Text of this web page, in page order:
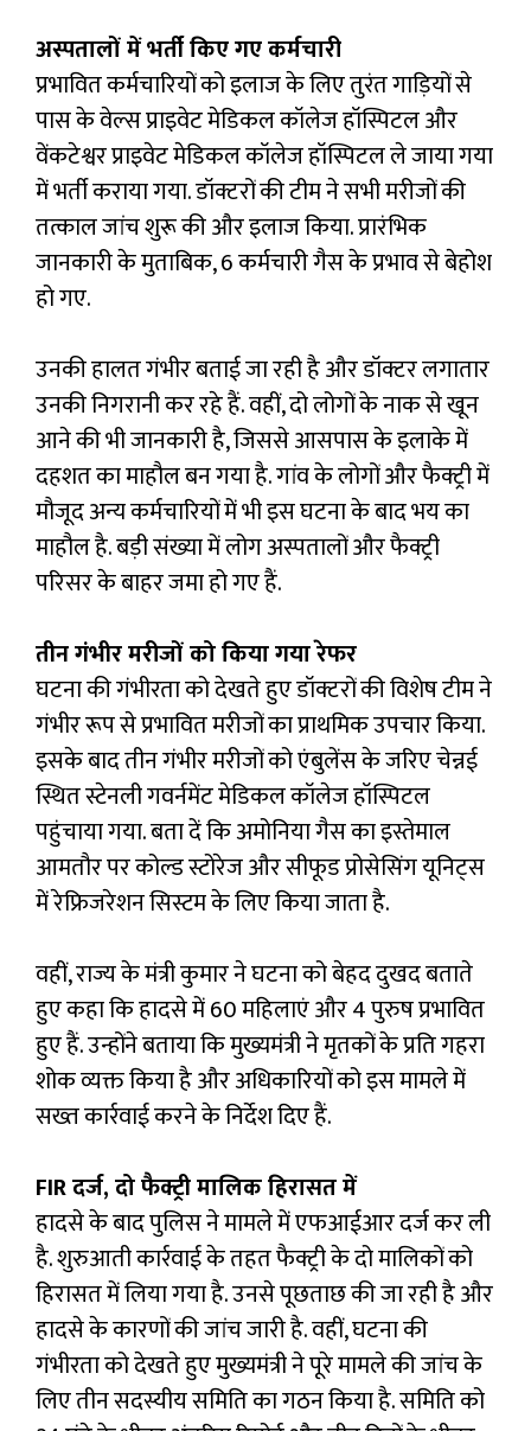
अस्पतालों में भर्ती किए गए कर्मचारी
प्रभावित कर्मचारियों को इलाज के लिए तुरंत गाड़ियों से
पास के वेल्स प्राइवेट मेडिकल कॉलेज हॉस्पिटल और
वेंकटेश्वर प्राइवेट मेडिकल कॉलेज हॉस्पिटल ले जाया गया
में भर्ती कराया गया. डॉक्टरों की टीम ने सभी मरीजों की
तत्काल जांच शुरू की और इलाज किया. प्रारंभिक
जानकारी के मुताबिक, 6 कर्मचारी गैस के प्रभाव से बेहोश
हो गए.
उनकी हालत गंभीर बताई जा रही है और डॉक्टर लगातार
उनकी निगरानी कर रहे हैं. वहीं, दो लोगों के नाक से खून
आने की भी जानकारी है, जिससे आसपास के इलाके में
दहशत का माहौल बन गया है. गांव के लोगों और फैक्ट्री में
मौजूद अन्य कर्मचारियों में भी इस घटना के बाद भय का
माहौल है. बड़ी संख्या में लोग अस्पतालों और फैक्ट्री
परिसर के बाहर जमा हो गए हैं.
तीन गंभीर मरीजों को किया गया रेफर
घटना की गंभीरता को देखते हुए डॉक्टरों की विशेष टीम ने
गंभीर रूप से प्रभावित मरीजों का प्राथमिक उपचार किया.
इसके बाद तीन गंभीर मरीजों को एंबुलेंस के जरिए चेन्नई
स्थित स्टेनली गवर्नमेंट मेडिकल कॉलेज हॉस्पिटल
पहुंचाया गया. बता दें कि अमोनिया गैस का इस्तेमाल
आमतौर पर कोल्ड स्टोरेज और सीफूड प्रोसेसिंग यूनिट्स
में रेफ्रिजरेशन सिस्टम के लिए किया जाता है.
वहीं, राज्य के मंत्री कुमार ने घटना को बेहद दुखद बताते
हुए कहा कि हादसे में 60 महिलाएं और 4 पुरुष प्रभावित
हुए हैं. उन्होंने बताया कि मुख्यमंत्री ने मृतकों के प्रति गहरा
शोक व्यक्त किया है और अधिकारियों को इस मामले में
सख्त कार्रवाई करने के निर्देश दिए हैं.
FIR दर्ज, दो फैक्ट्री मालिक हिरासत में
हादसे के बाद पुलिस ने मामले में एफआईआर दर्ज कर ली
है. शुरुआती कार्रवाई के तहत फैक्ट्री के दो मालिकों को
हिरासत में लिया गया है. उनसे पूछताछ की जा रही है और
हादसे के कारणों की जांच जारी है. वहीं, घटना की
गंभीरता को देखते हुए मुख्यमंत्री ने पूरे मामले की जांच के
लिए तीन सदस्यीय समिति का गठन किया है. समिति को